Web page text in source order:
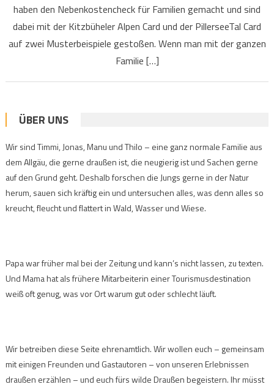
haben den Nebenkostencheck für Familien gemacht und sind
dabei mit der Kitzbüheler Alpen Card und der PillerseeTal Card
auf zwei Musterbeispiele gestoßen. Wenn man mit der ganzen
Familie […]
ÜBER UNS
Wir sind Timmi, Jonas, Manu und Thilo – eine ganz normale Familie aus
dem Allgäu, die gerne draußen ist, die neugierig ist und Sachen gerne
auf den Grund geht. Deshalb forschen die Jungs gerne in der Natur
herum, sauen sich kräftig ein und untersuchen alles, was denn alles so
kreucht, fleucht und flattert in Wald, Wasser und Wiese.
Papa war früher mal bei der Zeitung und kann’s nicht lassen, zu texten.
Und Mama hat als frühere Mitarbeiterin einer Tourismusdestination
weiß oft genug, was vor Ort warum gut oder schlecht läuft.
Wir betreiben diese Seite ehrenamtlich. Wir wollen euch – gemeinsam
mit einigen Freunden und Gastautoren – von unseren Erlebnissen
draußen erzählen – und euch fürs wilde Draußen begeistern. Ihr müsst